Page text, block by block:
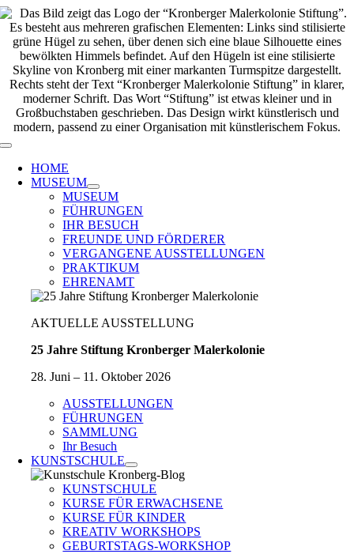
Zum
Inhalt
springen
Toggle
Navigation
HOME
MUSEUM
MUSEUM
FÜHRUNGEN
IHR BESUCH
FREUNDE UND FÖRDERER
VERGANGENE AUSSTELLUNGEN
PRAKTIKUM
EHRENAMT
AKTUELLE AUSSTELLUNG
25 Jahre Stiftung Kronberger Malerkolonie
28. Juni – 11. Oktober 2026
AUSSTELLUNGEN
FÜHRUNGEN
SAMMLUNG
Ihr Besuch
KUNSTSCHULE
KUNSTSCHULE
KURSE FÜR ERWACHSENE
KURSE FÜR KINDER
KREATIV WORKSHOPS
GEBURTSTAGS-WORKSHOP